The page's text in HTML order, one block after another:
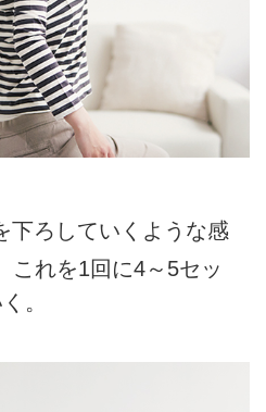
ろしていくような感
これを1回に4～5セッ
。